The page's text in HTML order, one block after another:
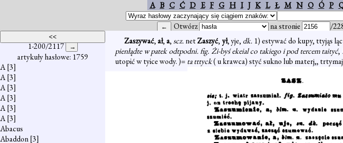
A B C Ć D E F G H I J K L Ł M N O Ó P
Otwórz na stronie /
1-200/2117
artykuły hasłowe: 1759
A[3]
A[3]
A[3]
A[3]
A[3]
A[3]
Abacus
Abaddon[3]
Zaszywać,ał,a,scz.netZaszyć, ył, yje, dk. 1) estywać do kupy, ttyjąs
pienłądte w patek odtpodni. fig. Żi-byś ekeial co takiego i pod tercem taityć,
utopić w tyice wody. )=ta tttyck( u krawca) styć sukno lub materj,,